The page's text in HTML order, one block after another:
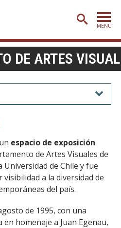
MENÚ
E INVESTIGACIÓN
DE ARTES
espacio de exposición
de Artes Visuales de
Universidad de Chile y fue
a la diversidad de
del país.
de 1995, con una
homenaje a Juan Egenau,